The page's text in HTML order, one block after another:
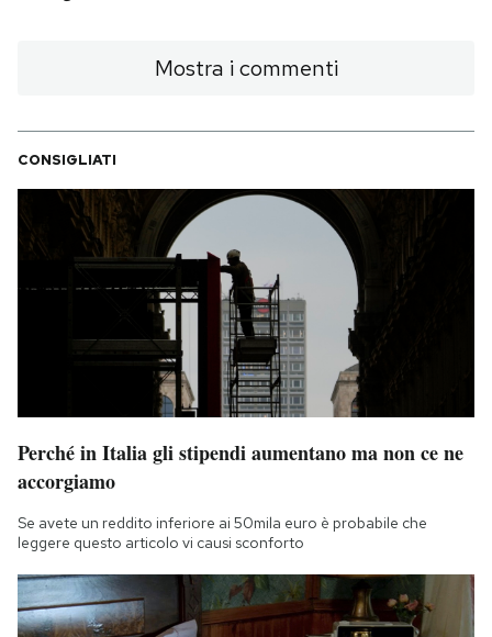
Mostra i commenti
CONSIGLIATI
Perché in Italia gli stipendi aumentano ma non ce ne
accorgiamo
Se avete un reddito inferiore ai 50mila euro è probabile che
leggere questo articolo vi causi sconforto